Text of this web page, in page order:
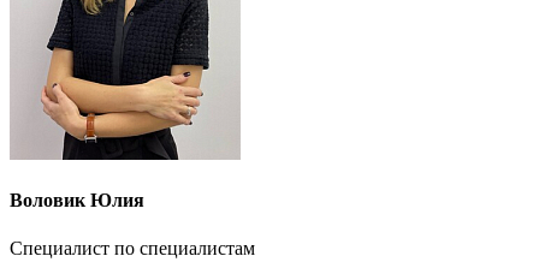
Воловик Юлия
Специалист по специалистам